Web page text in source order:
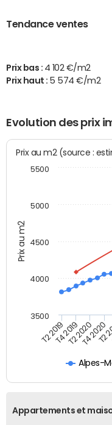
Tendance ventes
Prix bas : 4 102 €/m2
Prix haut : 5 574 €/m2
Evolution des prix
Prix au m2
Prix au m2
Alpes-
T2 2019T4 2019T2 2020T4 2020
T2
3500
4000
4500
5000
5500
Appartements et